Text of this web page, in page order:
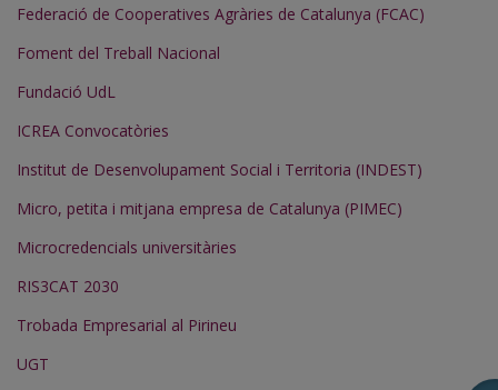
Federació de Cooperatives Agràries de Catalunya (FCAC)
Foment del Treball Nacional
Fundació UdL
ICREA Convocatòries
Institut de Desenvolupament Social i Territoria (INDEST)
Micro, petita i mitjana empresa de Catalunya (PIMEC)
Microcredencials universitàries
RIS3CAT 2030
Trobada Empresarial al Pirineu
UGT